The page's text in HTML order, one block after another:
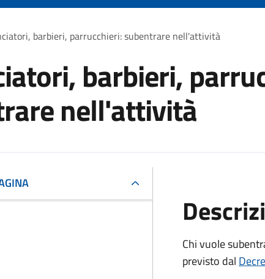
di pane
barbieri, parrucchieri: subentrare nell'attività
barbieri,
nell'attività
Chi vuole
previsto dal